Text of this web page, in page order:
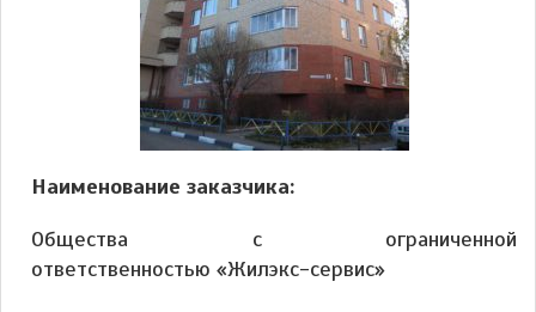
Наименование заказчика:
Общества с ограниченной
ответственностью «Жилэкс-сервис»